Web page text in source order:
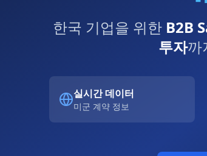
한국 기업을 위한 B2B
투자까
실시간 데이터
미군 계약 정보